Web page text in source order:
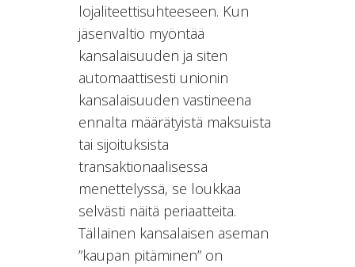
lojaliteettisuhteeseen. Kun
jäsenvaltio myöntää
kansalaisuuden ja siten
automaattisesti unionin
kansalaisuuden vastineena
ennalta määrätyistä maksuista
tai sijoituksista
transaktionaalisessa
menettelyssä, se loukkaa
selvästi näitä periaatteita.
Tällainen kansalaisen aseman
”kaupan pitäminen” on